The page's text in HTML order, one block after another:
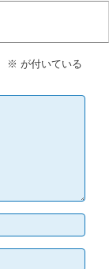
※ が付いている